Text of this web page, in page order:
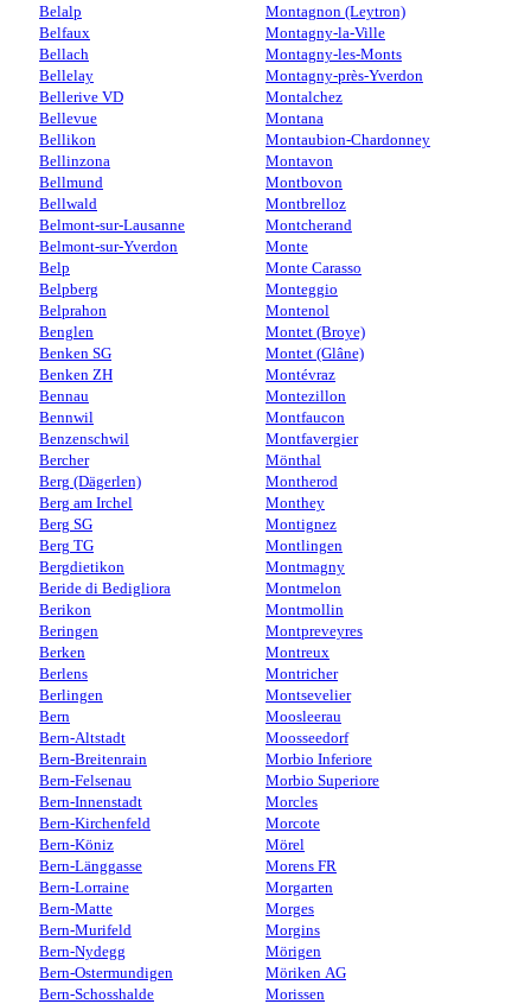
Belalp
Belfaux
Bellach
Bellelay
Bellerive VD
Bellevue
Bellikon
Bellinzona
Bellmund
Bellwald
Belmont-sur-Lausanne
Belmont-sur-Yverdon
Belp
Belpberg
Belprahon
Benglen
Benken SG
Benken ZH
Bennau
Bennwil
Benzenschwil
Bercher
Berg (Dägerlen)
Berg am Irchel
Berg SG
Berg TG
Bergdietikon
Beride di Bedigliora
Berikon
Beringen
Berken
Berlens
Berlingen
Bern
Bern-Altstadt
Bern-Breitenrain
Bern-Felsenau
Bern-Innenstadt
Bern-Kirchenfeld
Bern-Köniz
Bern-Länggasse
Bern-Lorraine
Bern-Matte
Bern-Murifeld
Bern-Nydegg
Bern-Ostermundigen
Bern-Schosshalde
Montagnon (Leytron)
Montagny-la-Ville
Montagny-les-Monts
Montagny-près-Yverdon
Montalchez
Montana
Montaubion-Chardonney
Montavon
Montbovon
Montbrelloz
Montcherand
Monte
Monte Carasso
Monteggio
Montenol
Montet (Broye)
Montet (Glâne)
Montévraz
Montezillon
Montfaucon
Montfavergier
Mönthal
Montherod
Monthey
Montignez
Montlingen
Montmagny
Montmelon
Montmollin
Montpreveyres
Montreux
Montricher
Montsevelier
Moosleerau
Moosseedorf
Morbio Inferiore
Morbio Superiore
Morcles
Morcote
Mörel
Morens FR
Morgarten
Morges
Morgins
Mörigen
Möriken AG
Morissen